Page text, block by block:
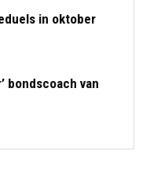
in oktober
bondscoach van